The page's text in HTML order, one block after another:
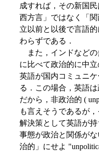
成すれば，その新国
西方言」ではなく「
立以前と以後で言語
わらずである．
また，インドなどの
に比べて政治的に中
英語が国内コミュニ
る．この場合，英語
だから，非政治的 (
も言えそうであるが
解決策として英語が
事態が政治と関係が
治的」にせよ